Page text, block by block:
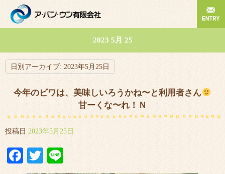
2023 5月 25
日別アーカイブ: 2023年5月25日
今年のビワは、美味しいろうかね〜と利用者さん
甘ーくな〜れ！Ｎ
投稿日 2023年5月25日
Facebook
Twitter